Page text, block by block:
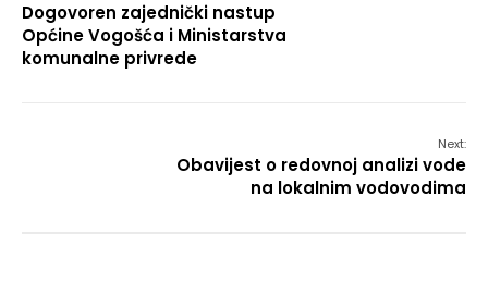
Dogovoren zajednički nastup
Općine Vogošća i Ministarstva
komunalne privrede
Next:
Obavijest o redovnoj analizi vode
na lokalnim vodovodima